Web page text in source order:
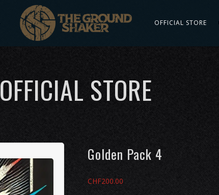
OFFICIAL STORE
OFFICIAL STORE
Golden Pack 4
CHF200.00